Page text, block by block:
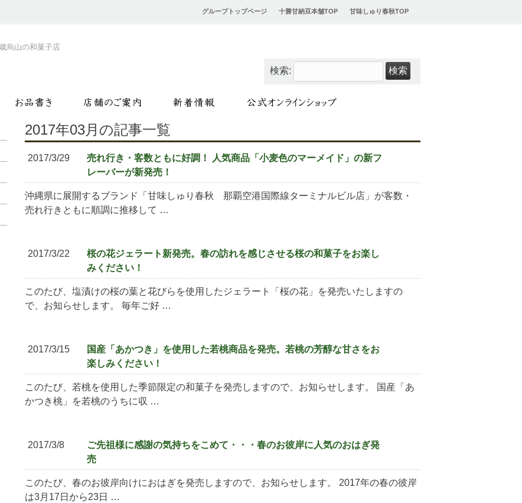
烏山の和菓子店
検索:
甘味しゅり春秋TOP
十勝甘納豆本舗TOP
グループトップページ
2017年03月の記事一覧
2017/3/29
売れ行き・客数ともに好調！ 人気商品「小麦色のマーメイド」の新フ
レーバーが新発売！
沖縄県に展開するブランド「甘味しゅり春秋 那覇空港国際線ターミナルビル店」が客数・
売れ行きともに順調に推移して …
2017/3/22
桜の花ジェラート新発売。春の訪れを感じさせる桜の和菓子をお楽し
みください！
このたび、塩漬けの桜の葉と花びらを使用したジェラート「桜の花」を発売いたしますの
で、お知らせします。 毎年ご好 …
2017/3/15
国産「あかつき」を使用した若桃商品を発売。若桃の芳醇な甘さをお
楽しみください！
このたび、若桃を使用した季節限定の和菓子を発売しますので、お知らせします。 国産「あ
かつき桃」を若桃のうちに収 …
2017/3/8
ご先祖様に感謝の気持ちをこめて・・・春のお彼岸に人気のおはぎ発
売
このたび、春のお彼岸向けにおはぎを発売しますので、お知らせします。 2017年の春の彼岸
は3月17日から23日 …